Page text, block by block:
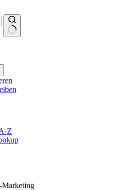
Z
Marketing